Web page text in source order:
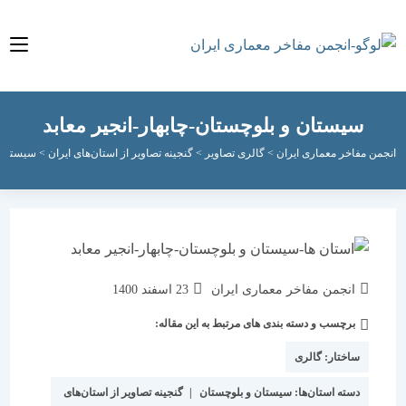
سیستان و بلوچستان-چابهار-انجیر معابد
مفاخر معماری ایران > گالری تصاویر>گنجینه تصاویر از استان‌های ایران> سیستان و
انجمن مفاخر معماری ایران
نوشته
شده
23 اسفند 1400
برچسب و دسته بندی های مرتبط به این مقاله:
ساختار:گالری
دسته استان‌ها:سیستان و بلوچستان | گنجینه تصاویر از استان‌های